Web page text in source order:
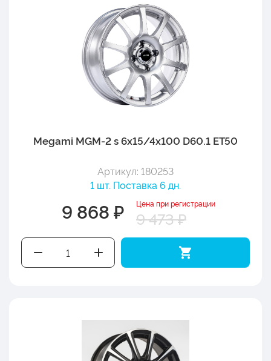
Megami MGM-2 s 6x15/4x100 D60.1 ET50
Артикул: 180253
1 шт. Поставка 6 дн.
9 868 ₽ Цена при регистрации
9 473 ₽